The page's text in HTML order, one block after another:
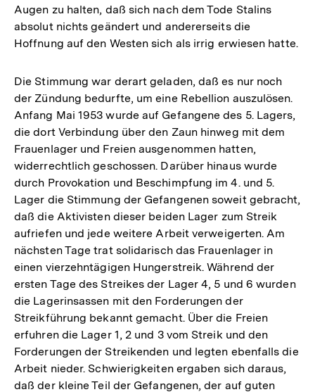
Augen zu halten, daß sich nach dem Tode Stalins
absolut nichts geändert und andererseits die
Hoffnung auf den Westen sich als irrig erwiesen hatte.
Die Stimmung war derart geladen, daß es nur noch
der Zündung bedurfte, um eine Rebellion auszulösen.
Anfang Mai 1953 wurde auf Gefangene des 5. Lagers,
die dort Verbindung über den Zaun hinweg mit dem
Frauenlager und Freien ausgenommen hatten,
widerrechtlich geschossen. Darüber hinaus wurde
durch Provokation und Beschimpfung im 4. und 5.
Lager die Stimmung der Gefangenen soweit gebracht,
daß die Aktivisten dieser beiden Lager zum Streik
aufriefen und jede weitere Arbeit verweigerten. Am
nächsten Tage trat solidarisch das Frauenlager in
einen vierzehntägigen Hungerstreik. Während der
ersten Tage des Streikes der Lager 4, 5 und 6 wurden
die Lagerinsassen mit den Forderungen der
Streikführung bekannt gemacht. Über die Freien
erfuhren die Lager 1, 2 und 3 vom Streik und den
Forderungen der Streikenden und legten ebenfalls die
Arbeit nieder. Schwierigkeiten ergaben sich daraus,
daß der kleine Teil der Gefangenen, der auf guten